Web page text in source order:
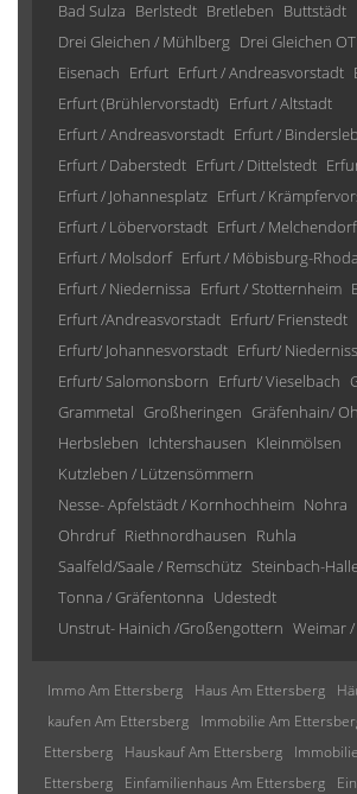
Bad Sulza Berlstedt Bretleben Buttstädt
Drei Gleichen / Mühlberg Drei Gleichen
Eisenach Erfurt Erfurt / Andreasvorstadt
Erfurt (Brühlervorstadt) Erfurt / Altstadt
Erfurt / Andreasvorstadt Erfurt /
Erfurt / Daberstedt Erfurt / Dittelstedt
Erfurt / Johannesplatz Erfurt /
Erfurt / Löbervorstadt Erfurt / Melchendorf
Erfurt / Molsdorf Erfurt / Möbisburg-Rhoda
Erfurt / Niedernissa Erfurt / Stotternheim
Erfurt /Andreasvorstadt Erfurt/ Frienstedt
Erfurt/ Johannesvorstadt Erfurt/
Erfurt/ Salomonsborn Erfurt/ Vieselbach
Grammetal Großheringen Gräfenhain/
Herbsleben Ichtershausen Kleinmölsen
Kutzleben / Lützensömmern
Nesse- Apfelstädt / Kornhochheim Nohra
Ohrdruf Riethnordhausen Ruhla
Saalfeld/Saale / Remschütz Steinbach-
Tonna / Gräfentonna Udestedt
Unstrut- Hainich /Großengottern Weimar
Immo Am Ettersberg Haus Am Ettersberg
kaufen Am Ettersberg
Immobilie Am
Ettersberg
Hauskauf Am Ettersberg
Ettersberg
Einfamilienhaus Am Ettersberg